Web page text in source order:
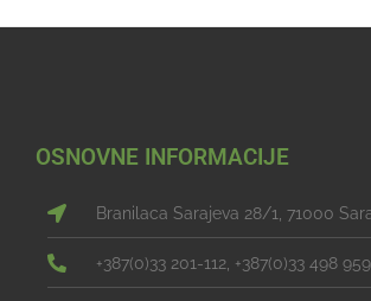
OSNOVNE INFORMACIJE
Branilaca Sarajeva 28/1, 71000
+387(0)33 201-112, +387(0)33 498 959